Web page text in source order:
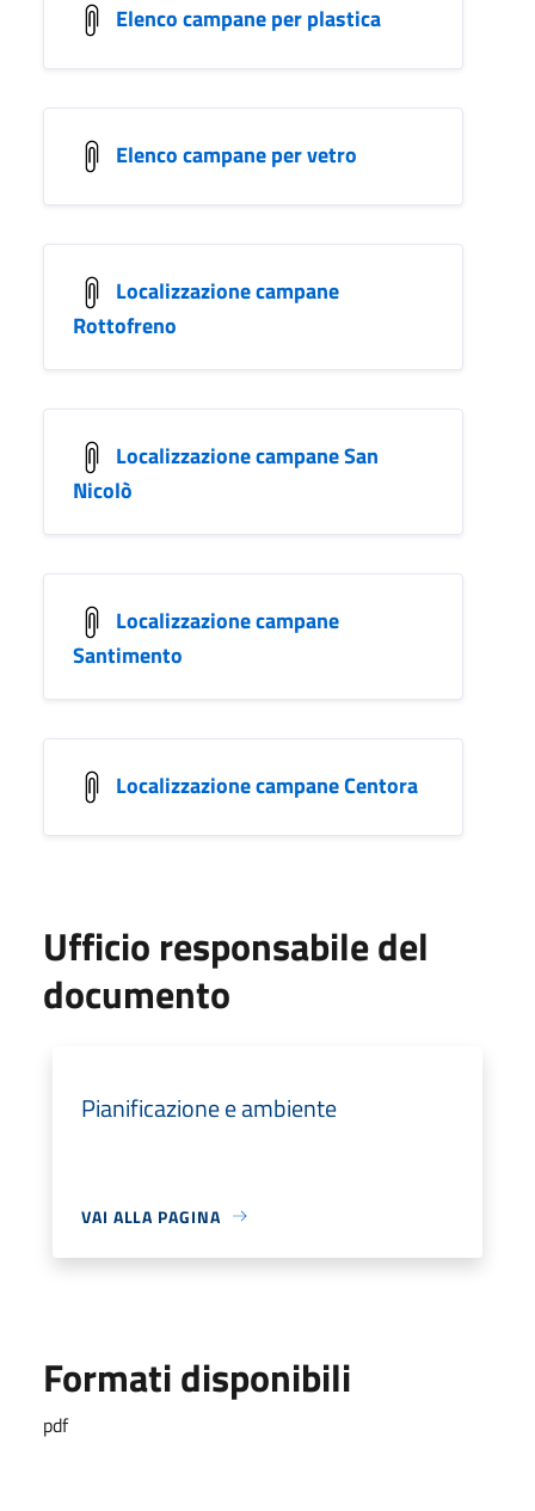
Elenco campane per plastica
Elenco campane per vetro
Localizzazione campane
Rottofreno
Localizzazione campane San
Nicolò
Localizzazione campane
Santimento
Localizzazione campane Centora
Ufficio responsabile del
documento
Pianificazione e ambiente
VAI ALLA PAGINA
Formati disponibili
pdf